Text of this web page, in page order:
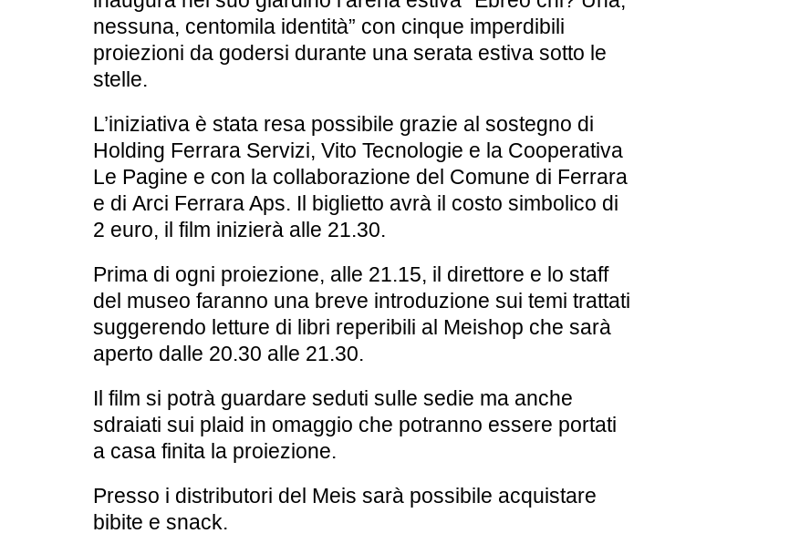
nessuna, centomila identità” con cinque imperdibili
proiezioni da godersi durante una serata estiva sotto le
stelle.
L’iniziativa è stata resa possibile grazie al sostegno di
Holding Ferrara Servizi, Vito Tecnologie e la Cooperativa
Le Pagine e con la collaborazione del Comune di Ferrara
e di Arci Ferrara Aps. Il biglietto avrà il costo simbolico di
2 euro, il film inizierà alle 21.30.
Prima di ogni proiezione, alle 21.15, il direttore e lo staff
del museo faranno una breve introduzione sui temi trattati
suggerendo letture di libri reperibili al Meishop che sarà
aperto dalle 20.30 alle 21.30.
Il film si potrà guardare seduti sulle sedie ma anche
sdraiati sui plaid in omaggio che potranno essere portati
a casa finita la proiezione.
Presso i distributori del Meis sarà possibile acquistare
bibite e snack.